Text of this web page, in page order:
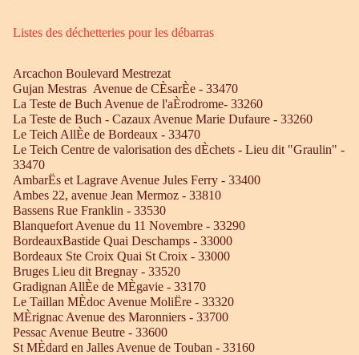
Listes des déchetteries pour les débarras
Arcachon Boulevard Mestrezat
Gujan Mestras Avenue de CÈsarÈe - 33470
La Teste de Buch Avenue de l'aÈrodrome- 33260
La Teste de Buch - Cazaux Avenue Marie Dufaure - 33260
Le Teich AllÈe de Bordeaux - 33470
Le Teich Centre de valorisation des dÈchets - Lieu dit "Graulin" -
33470
AmbarËs et Lagrave Avenue Jules Ferry - 33400
Ambes 22, avenue Jean Mermoz - 33810
Bassens Rue Franklin - 33530
Blanquefort Avenue du 11 Novembre - 33290
BordeauxBastide Quai Deschamps - 33000
Bordeaux Ste Croix Quai St Croix - 33000
Bruges Lieu dit Bregnay - 33520
Gradignan AllÈe de MÈgavie - 33170
Le Taillan MÈdoc Avenue MoliËre - 33320
MÈrignac Avenue des Maronniers - 33700
Pessac Avenue Beutre - 33600
St MÈdard en Jalles Avenue de Touban - 33160